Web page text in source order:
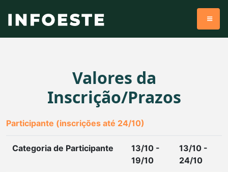
Valores da
Inscrição/Prazos
Participante (inscrições até 24/10)
Categoria de Participante
13/10 -
19/10
13/10 -
24/10